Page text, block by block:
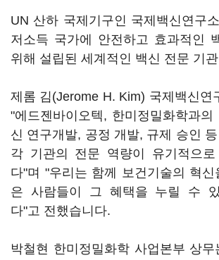
UN 산하 국제기구인 국제백신연구
저소득 국가에 안전하고 효과적인
위해 설립된 세계적인 백신 전문 기
제롬 김(Jerome H. Kim) 국제백신연
"에드젠바이오텍, 한미정밀화학과
신 연구개발, 공정 개발, 규제 승인
각 기관의 전문 역량이 유기적으
다"며 "우리는 함께 보건기술의 혁
은 사람들이 그 혜택을 누릴 수
다"고 전했습니다.
박철현 한미정밀화학 사업본부 상